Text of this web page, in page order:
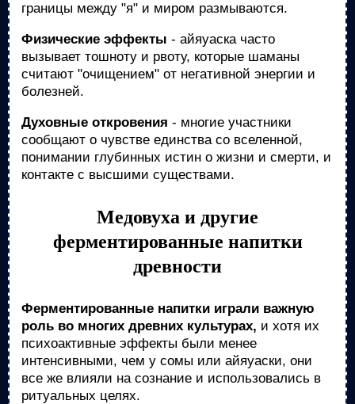
границы между "я" и миром размываются.
Физические эффекты - айяуаска часто
вызывает тошноту и рвоту, которые шаманы
считают "очищением" от негативной энергии и
болезней.
Духовные откровения - многие участники
сообщают о чувстве единства со вселенной,
понимании глубинных истин о жизни и смерти, и
контакте с высшими существами.
Медовуха и другие
ферментированные напитки
древности
Ферментированные напитки играли важную
роль во многих древних культурах, и хотя их
психоактивные эффекты были менее
интенсивными, чем у сомы или айяуаски, они
все же влияли на сознание и использовались в
ритуальных целях.